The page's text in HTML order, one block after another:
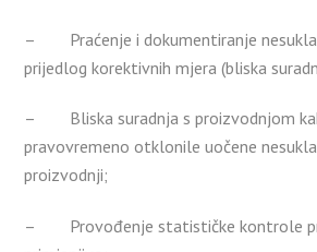
– Praćenje i dokumentiranje
prijedlog korektivnih mjera (bliska
– Bliska suradnja s proizvodnjom
pravovremeno otklonile uočene
proizvodnji;
– Provođenje statističke kontrole